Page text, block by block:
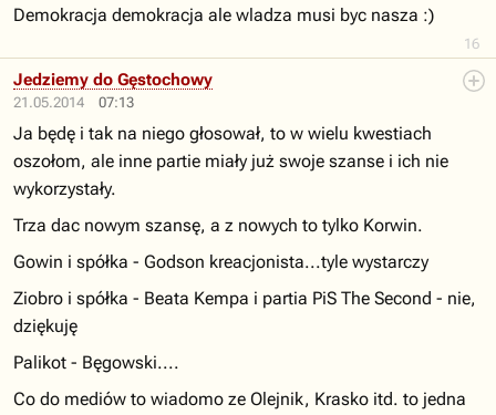
16
Demokracja demokracja ale wladza musi byc nasza :)
21.05.2014 07:13
Jedziemy do Gęstochowy
Ja będę i tak na niego głosował, to w wielu kwestiach
oszołom, ale inne partie miały już swoje szanse i ich nie
wykorzystały.
Trza dac nowym szansę, a z nowych to tylko Korwin.
Gowin i spółka - Godson kreacjonista...tyle wystarczy
Ziobro i spółka - Beata Kempa i partia PiS The Second - nie,
dziękuję
Palikot - Bęgowski....
Co do mediów to wiadomo ze Olejnik, Krasko itd. to jedna